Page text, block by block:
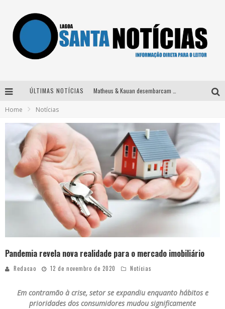
ÚLTIMAS NOTÍCIAS
Após sair da KondZilla, DJ Danny Albuquerque inicia nova fase
Home Notícias
Pandemia revela nova realidade para o mercado imobiliário
Redacao 12 de novembro de 2020 Notícias
Em contramão à crise, setor se expandiu enquanto hábitos e
prioridades dos consumidores mudou significamente